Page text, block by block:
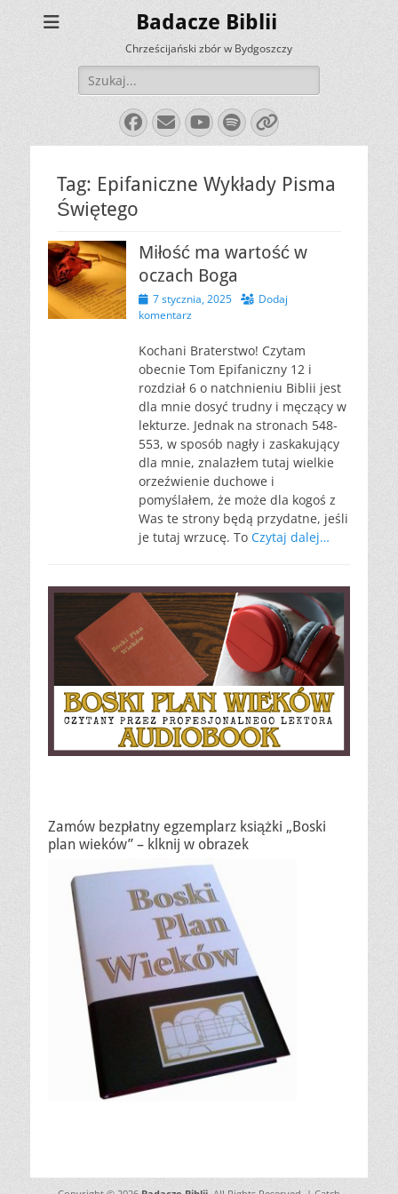
Badacze Biblii
Chrześcijański zbór w Bydgoszczy
Szukaj:
Facebook
E-
mail
YouTube
Spotify
Link
Tag: Epifaniczne Wykłady Pisma
Świętego
Miłość ma wartość w
oczach Boga
Opublikowano
7 stycznia, 2025
Dodaj
komentarz
Kochani Braterstwo! Czytam
obecnie Tom Epifaniczny 12 i
rozdział 6 o natchnieniu Biblii jest
dla mnie dosyć trudny i męczący w
lekturze. Jednak na stronach 548-
553, w sposób nagły i zaskakujący
dla mnie, znalazłem tutaj wielkie
orzeźwienie duchowe i
pomyślałem, że może dla kogoś z
Was te strony będą przydatne, jeśli
je tutaj wrzucę. To Czytaj dalej…
Zamów bezpłatny egzemplarz książki „Boski
plan wieków” – klknij w obrazek